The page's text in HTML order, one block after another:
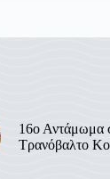
16ο Αντάμωμα
Τρανόβαλτο